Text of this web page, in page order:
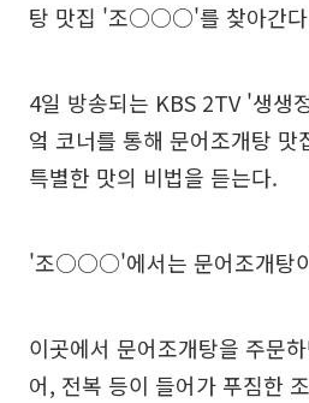
탕 맛집 '조○○○'를 찾아간
4일 방송되는 KBS 2TV '생생
엌 코너를 통해 문어조개탕
특별한 맛의 비법을 듣는다.
'조○○○'에서는 문어조개탕
이곳에서 문어조개탕을 주문
어, 전복 등이 들어가 푸짐한